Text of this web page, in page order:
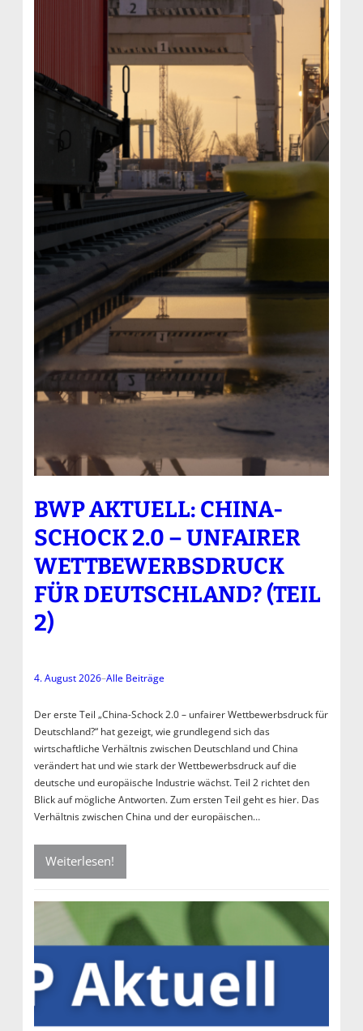
BWP AKTUELL: CHINA-
SCHOCK 2.0 – UNFAIRER
WETTBEWERBSDRUCK
FÜR DEUTSCHLAND? (TEIL
2)
4. August 2026–Alle Beiträge
Der erste Teil „China-Schock 2.0 – unfairer Wettbewerbsdruck für
Deutschland?“ hat gezeigt, wie grundlegend sich das
wirtschaftliche Verhältnis zwischen Deutschland und China
verändert hat und wie stark der Wettbewerbsdruck auf die
deutsche und europäische Industrie wächst. Teil 2 richtet den
Blick auf mögliche Antworten. Zum ersten Teil geht es hier. Das
Verhältnis zwischen China und der europäischen…
Weiterlesen!